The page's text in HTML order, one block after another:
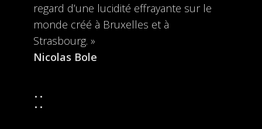
regard d’une lucidité effrayante sur le
monde créé à Bruxelles et à
Strasbourg. »
Nicolas Bole